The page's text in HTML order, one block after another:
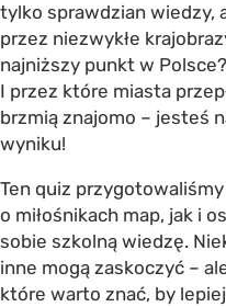
tylko sprawdzian wiedzy,
przez niezwykłe
najniższy punkt w
I przez które miasta
brzmią znajomo – jesteś
wyniku!
Ten quiz
o miłośnikach map, jak i
sobie szkolną wiedzę.
inne mogą zaskoczyć –
które warto znać, by